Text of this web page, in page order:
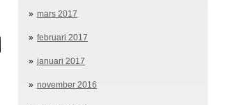
mars 2017
februari 2017
januari 2017
november 2016